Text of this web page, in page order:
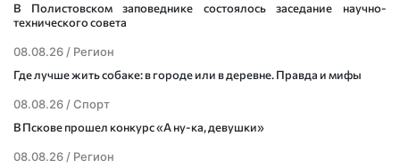
В Полистовском заповеднике состоялось заседание научно-
технического совета
08.08.26 / Регион
Где лучше жить собаке: в городе или в деревне. Правда и мифы
08.08.26 /Спорт
В Пскове прошел конкурс «А ну-ка, девушки»
08.08.26 / Регион